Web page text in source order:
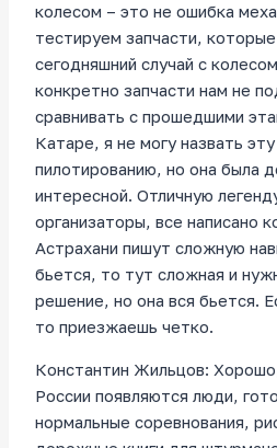
колесом – это не ошибка
тестируем запчасти,
сегодняшний случай с
конкретно запчасти нам не
сравнивать с прошедшими
Катаре, я не могу назвать
пилотированию, но она была
интересной. Отличную
организаторы, все написано
Астрахани пишут сложную
бьется, то тут сложная и
решение, но она вся бьется.
то приезжаешь четко.
Константин Жильцов:
России появляются люди,
нормальные соревнования,